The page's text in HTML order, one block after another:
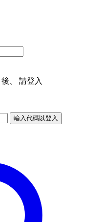
後、 請登入
輸入代碼以登入